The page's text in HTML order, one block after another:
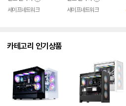
세이프네트워크
세이프네트워크
카테고리 인기상품